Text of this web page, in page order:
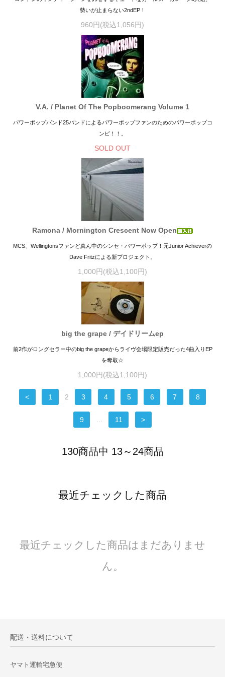
勢いが止まらない2ndEP！
960円(税込1,056円)
V.A. / Planet Of The Popboomerang Volume 1
パワーポップバンド25バンドによるパワーポップファンのためのパワーポップコ
ンピ！！。
SOLD OUT
Ramona / Mornington Crescent Now Open
MCS、Wellingtonsファンど真ん中のシンセ・パワーポップ！元Junior Achieverの
Dave Fritzによる新プロジェクト。
1,000円(税込1,100円)
big the grape / デイドリームep
前2作がロングセラー中のbig the grapeからライヴ会場限定販売だった4曲入りEP
を奪取☆
1,000円(税込1,100円)
< 1 2 3 4 5 6 7 8
9 11 >
130商品中 13～24商品
最近チェックした商品
最近チェックした商品はまだありませ
ん。
配送・送料について
ヤマト運輸宅急便